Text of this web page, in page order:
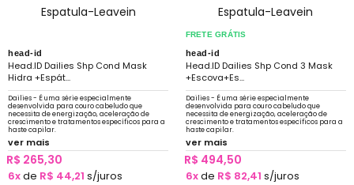
head-id
Head.ID Dailies Shp Cond Mask
Hidra +Espát...
Dailies - É uma série especialmente
desenvolvida para couro cabeludo que
necessita de energização, aceleração de
crescimento e tratamentos específicos para a
haste capilar.
ver mais
R$ 265,30
6xde R$ 44,21 s/juros
FRETE GRÁTIS
head-id
Head.ID Dailies Shp Cond 3 Mask
+Escova+Es...
Dailies - É uma série especialmente
desenvolvida para couro cabeludo que
necessita de energização, aceleração de
crescimento e tratamentos específicos para a
haste capilar.
ver mais
R$ 494,50
6xde R$ 82,41 s/juros